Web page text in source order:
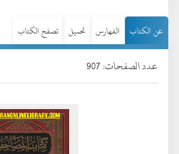
عن الكتاب الفهارس تحميل تصفح الكتاب
عدد الصفحات: 907